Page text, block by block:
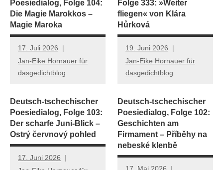
Poesiedialog, Folge 104:
Die Magie Marokkos –
Magie Maroka
17. Juli 2026
Jan-Eike Hornauer für
dasgedichtblog
Folge 333: »Weiter
fliegen« von Klára
Hůrková
19. Juni 2026
Jan-Eike Hornauer für
dasgedichtblog
Deutsch-tschechischer
Poesiedialog, Folge 103:
Der scharfe Juni-Blick –
Ostrý červnový pohled
17. Juni 2026
Deutsch-tschechischer
Poesiedialog, Folge 102:
Geschichten am
Firmament – Příběhy na
nebeské klenbě
17. Mai 2026